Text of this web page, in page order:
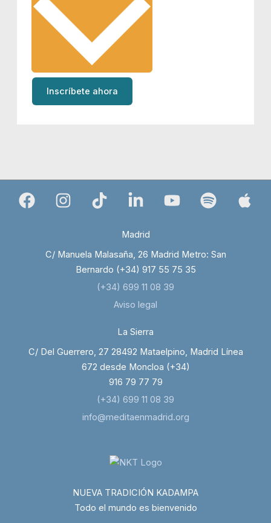
Inscríbete ahora
Madrid
C/ Manuela Malasaña, 26 Madrid Metro: San
Bernardo (+34) 917 55 75 35
(+34) 699 11 08 39
Aviso legal
La Sierra
C/ Del Guerrero, 27 28492 Mataelpino, Madrid Línea
672 desde Moncloa (+34)
916 79 77 79
(+34) 699 11 08 39
info@meditaenmadrid.org
NUEVA TRADICIÓN KADAMPA
Todo el mundo es bienvenido